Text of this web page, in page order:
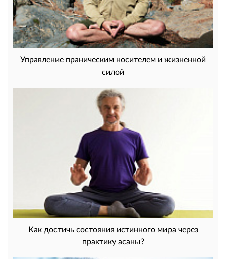
Управление праническим носителем и жизненной
силой
Как достичь состояния истинного мира через
практику асаны?